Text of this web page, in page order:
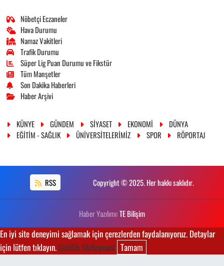
Nöbetçi Eczaneler
Hava Durumu
Namaz Vakitleri
Trafik Durumu
Süper Lig Puan Durumu ve Fikstür
Tüm Manşetler
Son Dakika Haberleri
Haber Arşivi
KÜNYE GÜNDEM SİYASET EKONOMİ
DÜNYA
EĞİTİM - SAĞLIK
ÜNİVERSİTELERİMİZ SPOR RÖPORTAJ
RSS Copyright © 2025. Her hakkı saklıdır.
Haber Yazılımı:TE Bilişim
En iyi site deneyimi sağlamak için çerezlerden faydalanıyoruz. Detaylar
için lütfen tıklayın.Gizlilik Sözleşmesi Tamam